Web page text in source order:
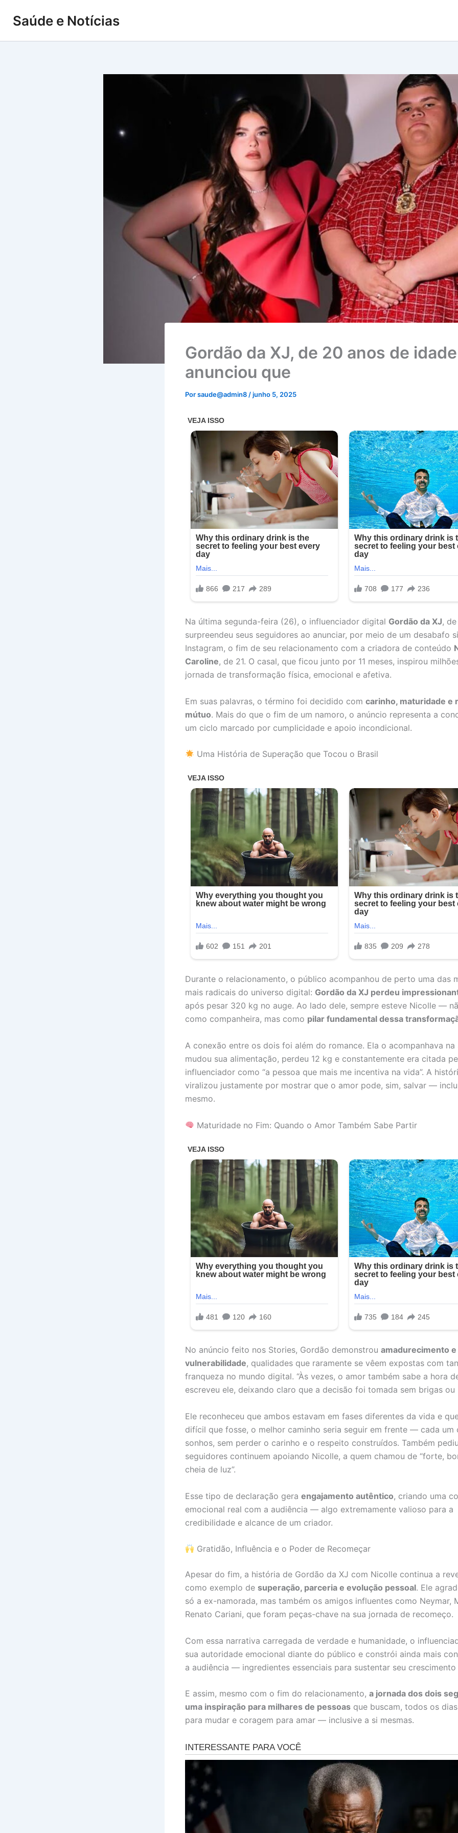
paraSaúde e Notícias
Gordão da XJ, de 20 anos de
anunciou que
Porsaude@admin8/junho 5, 2025
Na última segunda-feira (26), o influenciador digital Gordão da XJ,
surpreendeu seus seguidores ao anunciar, por meio de um desabafo
Instagram, o fim de seu relacionamento com a criadora de conteúdo
Caroline, de 21. O casal, que ficou junto por 11 meses, inspirou
jornada de transformação física, emocional e afetiva.
Em suas palavras, o término foi decidido com carinho, maturidade e
mútuo. Mais do que o fim de um namoro, o anúncio representa a
um ciclo marcado por cumplicidade e apoio incondicional.
Uma História de Superação que Tocou o Brasil
Durante o relacionamento, o público acompanhou de perto uma das
mais radicais do universo digital: Gordão da XJ perdeu
após pesar 320 kg no auge. Ao lado dele, sempre esteve Nicolle —
como companheira, mas como pilar fundamental dessa
A conexão entre os dois foi além do romance. Ela o acompanhava na
mudou sua alimentação, perdeu 12 kg e constantemente era citada
influenciador como “a pessoa que mais me incentiva na vida”. A
viralizou justamente por mostrar que o amor pode, sim, salvar —
mesmo.
Maturidade no Fim: Quando o Amor Também Sabe Partir
No anúncio feito nos Stories, Gordão demonstrou amadurecimento e
vulnerabilidade, qualidades que raramente se vêem expostas com
franqueza no mundo digital. “Às vezes, o amor também sabe a hora
escreveu ele, deixando claro que a decisão foi tomada sem brigas ou
Ele reconheceu que ambos estavam em fases diferentes da vida e
difícil que fosse, o melhor caminho seria seguir em frente — cada um
sonhos, sem perder o carinho e o respeito construídos. Também
seguidores continuem apoiando Nicolle, a quem chamou de “forte,
cheia de luz”.
Esse tipo de declaração gera engajamento autêntico, criando uma
emocional real com a audiência — algo extremamente valioso para a
credibilidade e alcance de um criador.
Gratidão, Influência e o Poder de Recomeçar
Apesar do fim, a história de Gordão da XJ com Nicolle continua a
como exemplo de superação, parceria e evolução pessoal. Ele
só a ex-namorada, mas também os amigos influentes como Neymar,
Renato Cariani, que foram peças-chave na sua jornada de recomeço.
Com essa narrativa carregada de verdade e humanidade, o
sua autoridade emocional diante do público e constrói ainda mais
a audiência — ingredientes essenciais para sustentar seu
E assim, mesmo com o fim do relacionamento, a jornada dos dois
uma inspiração para milhares de pessoas que buscam, todos os
para mudar e coragem para amar — inclusive a si mesmas.